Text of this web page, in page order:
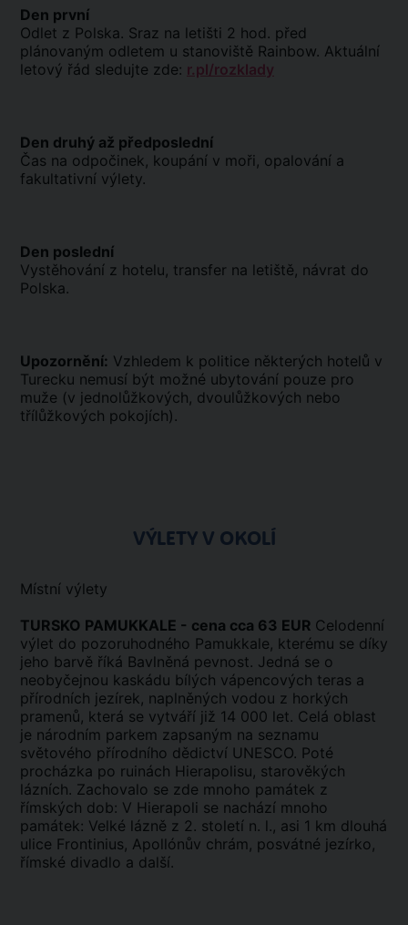
Den první
Odlet z Polska. Sraz na letišti 2 hod. před
plánovaným odletem u stanoviště Rainbow. Aktuální
letový řád sledujte zde: r.pl/rozklady
Den druhý až předposlední
Čas na odpočinek, koupání v moři, opalování a
fakultativní výlety.
Den poslední
Vystěhování z hotelu, transfer na letiště, návrat do
Polska.
Upozornění: Vzhledem k politice některých hotelů v
Turecku nemusí být možné ubytování pouze pro
muže (v jednolůžkových, dvoulůžkových nebo
třílůžkových pokojích).
VÝLETY V OKOLÍ
Místní výlety
TURSKO PAMUKKALE - cena cca 63 EUR Celodenní
výlet do pozoruhodného Pamukkale, kterému se díky
jeho barvě říká Bavlněná pevnost. Jedná se o
neobyčejnou kaskádu bílých vápencových teras a
přírodních jezírek, naplněných vodou z horkých
pramenů, která se vytváří již 14 000 let. Celá oblast
je národním parkem zapsaným na seznamu
světového přírodního dědictví UNESCO. Poté
procházka po ruinách Hierapolisu, starověkých
lázních. Zachovalo se zde mnoho památek z
římských dob: V Hierapoli se nachází mnoho
památek: Velké lázně z 2. století n. l., asi 1 km dlouhá
ulice Frontinius, Apollónův chrám, posvátné jezírko,
římské divadlo a další.